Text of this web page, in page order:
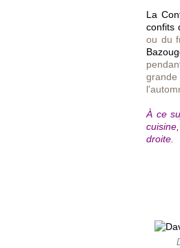
La
confits
ou du
À ce
droite.